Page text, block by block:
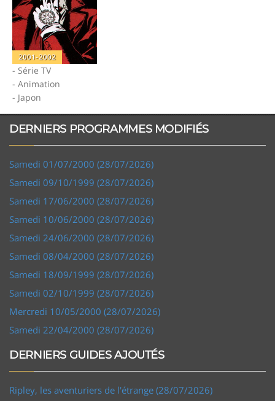
2001-2002
- Série TV
- Animation
- Japon
DERNIERS PROGRAMMES MODIFIÉS
Samedi 01/07/2000 (28/07/2026)
Samedi 09/10/1999 (28/07/2026)
Samedi 17/06/2000 (28/07/2026)
Samedi 10/06/2000 (28/07/2026)
Samedi 24/06/2000 (28/07/2026)
Samedi 08/04/2000 (28/07/2026)
Samedi 18/09/1999 (28/07/2026)
Samedi 02/10/1999 (28/07/2026)
Mercredi 10/05/2000 (28/07/2026)
Samedi 22/04/2000 (28/07/2026)
DERNIERS GUIDES AJOUTÉS
Ripley, les aventuriers de l'étrange (28/07/2026)